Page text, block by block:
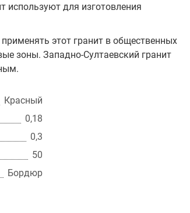
используют для изготовления
этот гранит в общественных
зоны. Западно-Султаевский гранит
Красный
0,18
0,3
50
Бордюр